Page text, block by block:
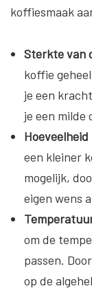
koffiesmaak
Sterkte van
koffie
je een
je een milde
een kleiner
mogelijk,
eigen wens
om de
passen.
op de